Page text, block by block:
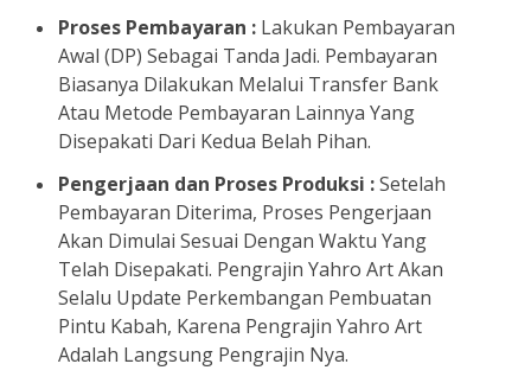
Proses Pembayaran : Lakukan Pembayaran
Awal (DP) Sebagai Tanda Jadi. Pembayaran
Biasanya Dilakukan Melalui Transfer Bank
Atau Metode Pembayaran Lainnya Yang
Disepakati Dari Kedua Belah Pihan.
Pengerjaan dan Proses Produksi :Setelah
Pembayaran Diterima, Proses Pengerjaan
Akan Dimulai Sesuai Dengan Waktu Yang
Telah Disepakati. Pengrajin Yahro Art Akan
Selalu Update Perkembangan Pembuatan
Pintu Kabah, Karena Pengrajin Yahro Art
Adalah Langsung Pengrajin Nya.